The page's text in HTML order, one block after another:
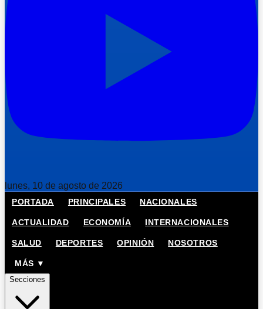
lunes, 10 de agosto de 2026
PORTADA PRINCIPALES NACIONALES
ACTUALIDAD ECONOMÍA INTERNACIONALES
SALUD DEPORTES OPINIÓN NOSOTROS
MÁS ▼
Secciones